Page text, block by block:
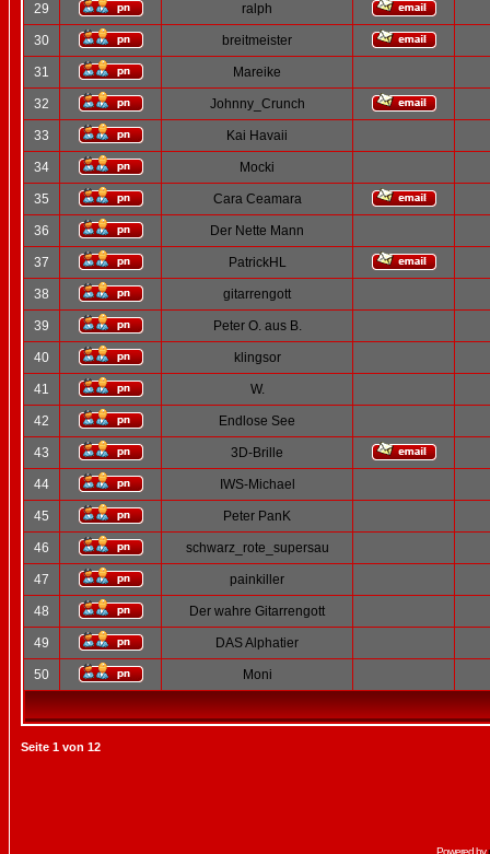
29 ralph
30 breitmeister
31 Mareike
32 Johnny_Crunch
33 Kai Havaii
34 Mocki
35 Cara Ceamara
36 Der Nette Mann
37 PatrickHL
38 gitarrengott
39 Peter O. aus B.
40 klingsor
41 W.
42 Endlose See
43 3D-Brille
44 IWS-Michael
45 Peter PanK
46 schwarz_rote_supersau
47 painkiller
48 Der wahre Gitarrengott
49 DAS Alphatier
50 Moni
Seite 1 von 12
Powered by